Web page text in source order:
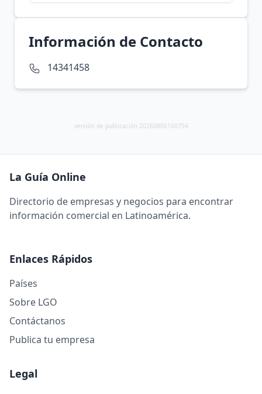
Información de Contacto
14341458
versión de publicación 20260806160754
La Guía Online
Directorio de empresas y negocios para encontrar
información comercial en Latinoamérica.
Enlaces Rápidos
Países
Sobre LGO
Contáctanos
Publica tu empresa
Legal